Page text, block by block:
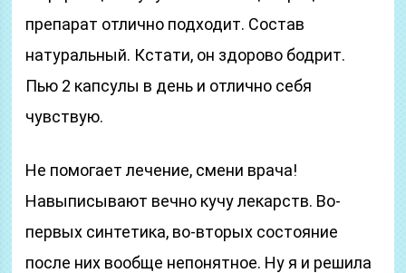
препарат отлично подходит. Состав
натуральный. Кстати, он здорово бодрит.
Пью 2 капсулы в день и отлично себя
чувствую.
Не помогает лечение, смени врача!
Навыписывают вечно кучу лекарств. Во-
первых синтетика, во-вторых состояние
после них вообще непонятное. Ну я и решила